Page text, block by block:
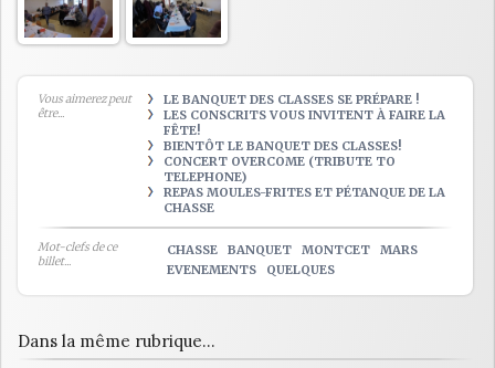
Vous aimerez peut
être...
LE BANQUET DES CLASSES SE PRÉPARE !
LES CONSCRITS VOUS INVITENT À FAIRE LA
FÊTE!
BIENTÔT LE BANQUET DES CLASSES!
CONCERT OVERCOME (TRIBUTE TO
TELEPHONE)
REPAS MOULES-FRITES ET PÉTANQUE DE LA
CHASSE
Mot-clefs de ce
billet...
CHASSE BANQUET MONTCET
MARS
EVENEMENTS
QUELQUES
Dans la même rubrique...